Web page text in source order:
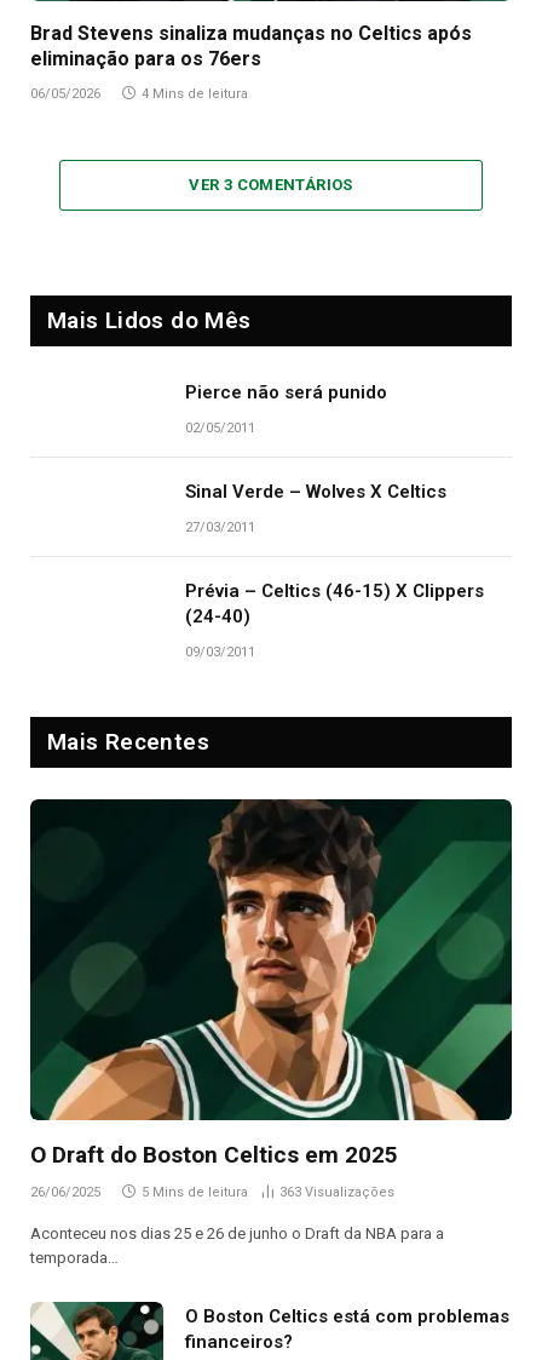
Brad Stevens sinaliza mudanças no Celtics após
eliminação para os 76ers
06/05/2026 4 Mins de leitura
VER 3 COMENTÁRIOS
Mais Lidos do Mês
Pierce não será punido
02/05/2011
Sinal Verde – Wolves X Celtics
27/03/2011
Prévia – Celtics (46-15) X Clippers
(24-40)
09/03/2011
Mais Recentes
O Draft do Boston Celtics em 2025
26/06/2025 5 Mins de leitura 363 Visualizações
Aconteceu nos dias 25 e 26 de junho o Draft da NBA para a
temporada…
O Boston Celtics está com problemas
financeiros?